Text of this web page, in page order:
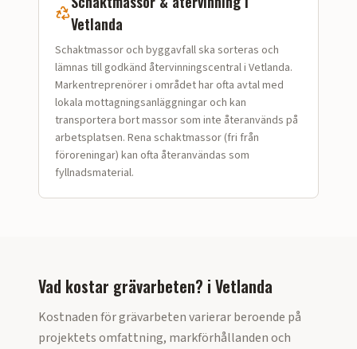
Vetlanda
Schaktmassor och bygg­avfall ska sorteras och
lämnas till godkänd återvinningscentral i Vetlanda.
Markentreprenörer i området har ofta avtal med
lokala mottagningsanläggningar och kan
transportera bort massor som inte återanvänds på
arbetsplatsen. Rena schaktmassor (fri från
föroreningar) kan ofta återanvändas som
fyllnadsmaterial.
Vad kostar grävarbeten? i Vetlanda
Kostnaden för grävarbeten varierar beroende på
projektets omfattning, markförhållanden och